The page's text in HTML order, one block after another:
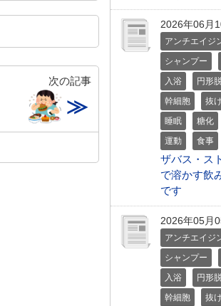
次の記事
≫
2026年06月
アンチエイジ
シャンプー
入浴
円形
幹細胞
抜
睡眠
糖化
運動
食事
ザバス・ス
で溶かす飲
です
2026年05月
アンチエイジ
シャンプー
入浴
円形
幹細胞
抜